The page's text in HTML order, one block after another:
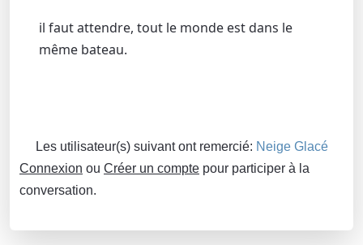
il faut attendre, tout le monde est dans le
même bateau.
Les utilisateur(s) suivant ont remercié: Neige Glacé
Connexion ou Créer un compte pour participer à la
conversation.